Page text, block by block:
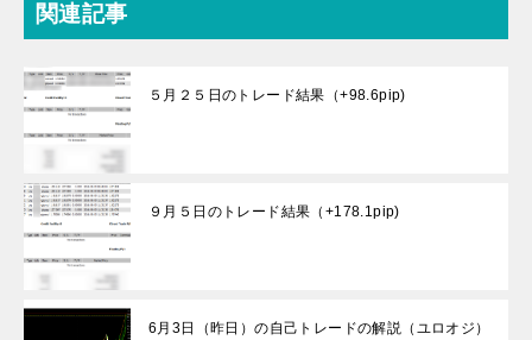
関連記事
５月２５日のトレード結果（+98.6pip)
９月５日のトレード結果（+178.1pip)
6月3日（昨日）の自己トレードの解説（ユロオジ）